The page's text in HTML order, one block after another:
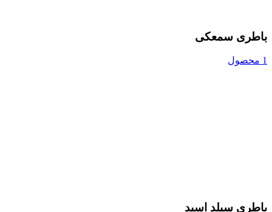
باطری سمعکی
1 محصول
باطری سیلد اسید